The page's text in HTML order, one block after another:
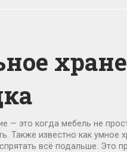
— это когда мебель не
. Также известно как умное
всё подальше. Это